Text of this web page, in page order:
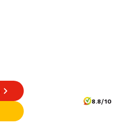
8.8/10